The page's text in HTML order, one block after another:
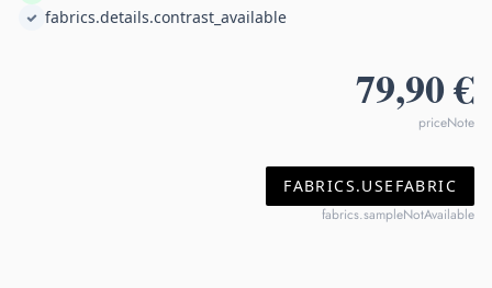
fabrics.details.contrast_available
79,90 €
priceNote
FABRICS.USEFABRIC
fabrics.sampleNotAvailable